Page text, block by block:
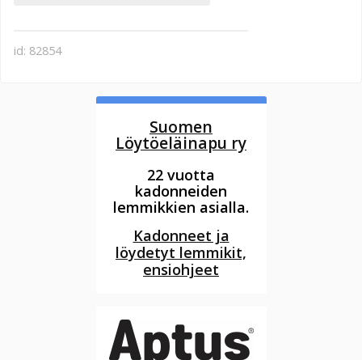
id: 82854
Suomen
Löytöeläinapu ry
22 vuotta
kadonneiden
lemmikkien asialla.
Kadonneet ja
löydetyt lemmikit,
ensiohjeet